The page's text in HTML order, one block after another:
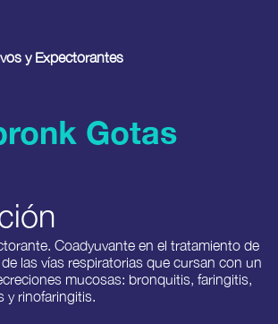
y Expectorantes
Gotas
Coadyuvante en el tratamiento de
las vías respiratorias que cursan con un
mucosas: bronquitis, faringitis,
y rinofaringitis.